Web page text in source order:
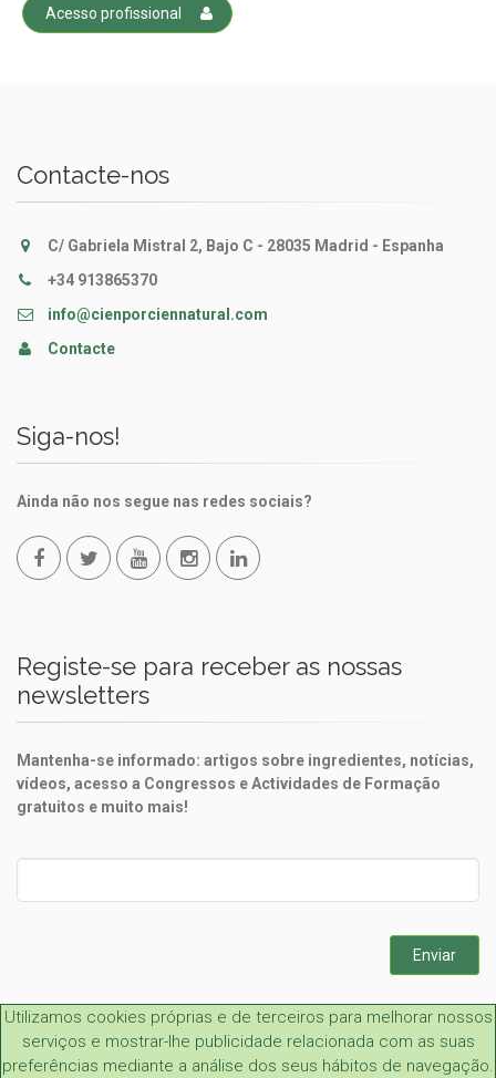
Acesso profissional
Contacte-nos
C/ Gabriela Mistral 2, Bajo C - 28035 Madrid - Espanha
+34 913865370
info@cienporciennatural.com
Contacte
Siga-nos!
Ainda não nos segue nas redes sociais?
Registe-se para receber as nossas
newsletters
Mantenha-se informado: artigos sobre ingredientes, notícias,
vídeos, acesso a Congressos e Actividades de Formação
gratuitos e muito mais!
field
Enviar
Utilizamos cookies próprias e de terceiros para melhorar nossos
serviços e mostrar-lhe publicidade relacionada com as suas
preferências mediante a análise dos seus hábitos de navegação.